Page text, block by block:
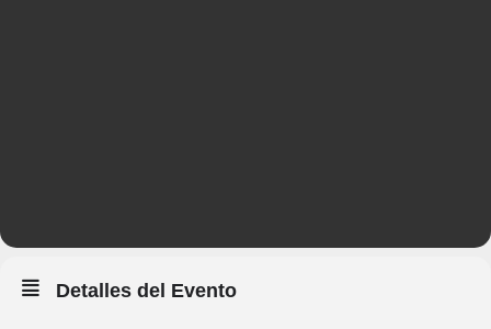
Detalles del Evento